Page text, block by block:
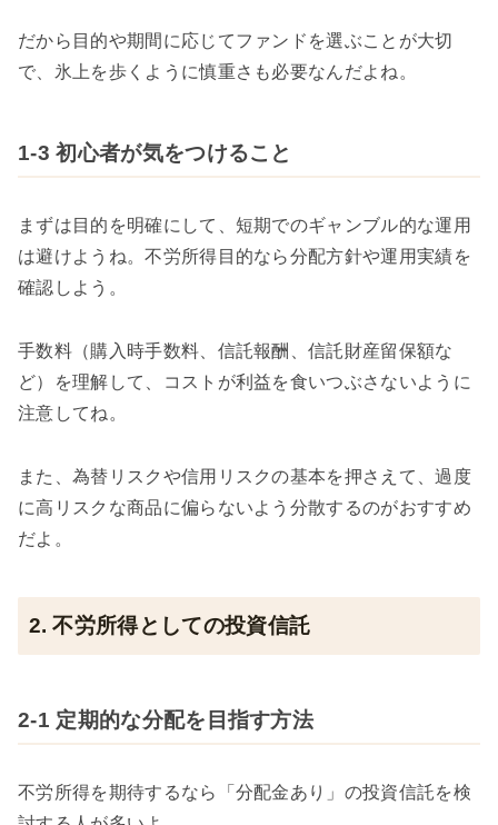
だから目的や期間に応じてファンドを選ぶことが大切
で、氷上を歩くように慎重さも必要なんだよね。
1-3 初心者が気をつけること
まずは目的を明確にして、短期でのギャンブル的な運用
は避けようね。不労所得目的なら分配方針や運用実績を
確認しよう。
手数料（購入時手数料、信託報酬、信託財産留保額な
ど）を理解して、コストが利益を食いつぶさないように
注意してね。
また、為替リスクや信用リスクの基本を押さえて、過度
に高リスクな商品に偏らないよう分散するのがおすすめ
だよ。
2. 不労所得としての投資信託
2-1 定期的な分配を目指す方法
不労所得を期待するなら「分配金あり」の投資信託を検